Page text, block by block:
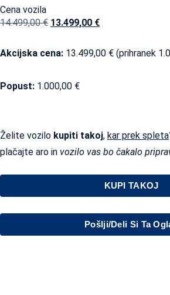
Cena vozila
14.499,00€ 13.499,00 €
Akcijska cena: 13.499,00 € (prihranek
Popust: 1.000,00 €
Želite vozilo kupiti takoj, kar prek spleta
plačajte aro in vozilo vas bo čakalo
KUPI TAKOJ
Pošlji/deli Si Ta